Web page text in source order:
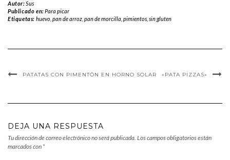
Autor:Sus
Publicado en:Para picar
Etiquetas: huevo, pan de arroz, pan de morcilla pimientos, sin gluten
PATATAS CON PIMENTÓN EN HORNO SOLAR «PATA PIZZAS»
DEJA UNA RESPUESTA
Tu dirección de correo electrónico no será publicada. Los campos obligatorios están
marcados con *